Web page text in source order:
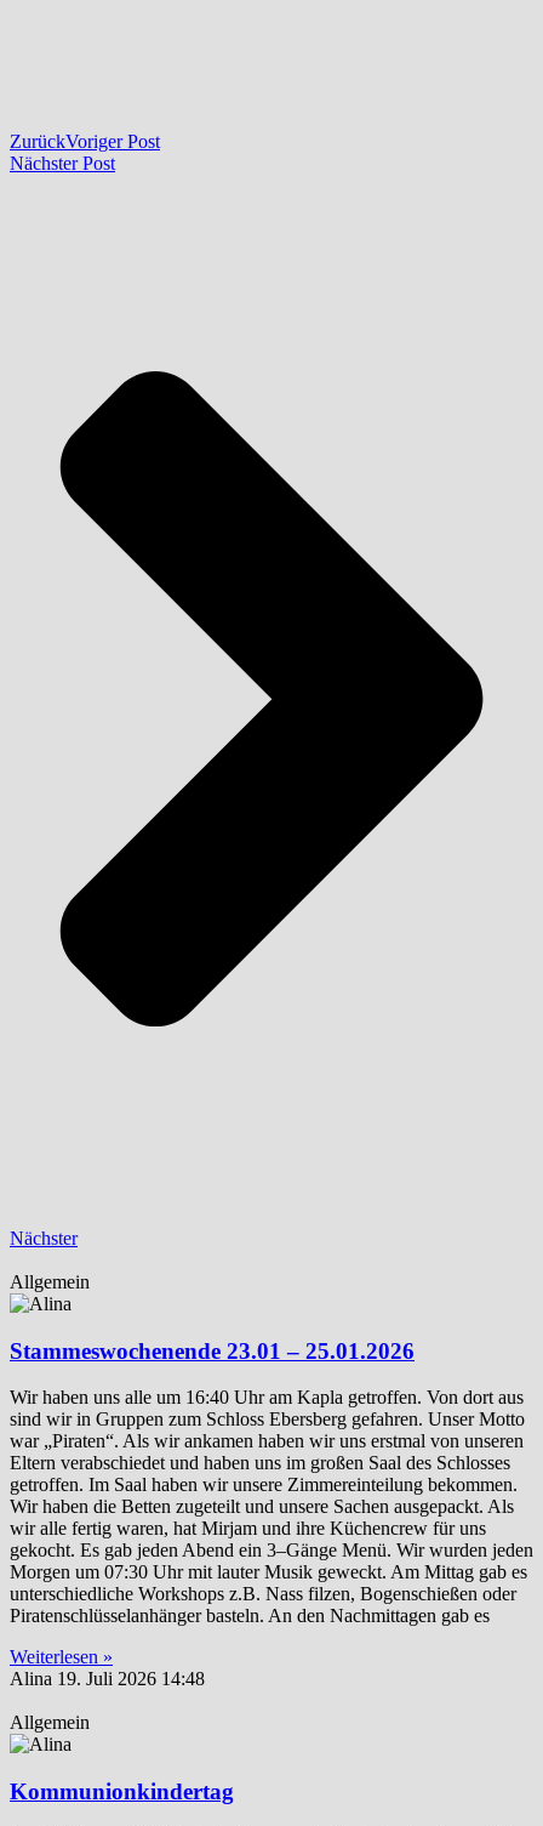
ZurückVoriger Post
Nächster Post
Nächster
Allgemein
Stammeswochenende 23.01 – 25.01.2026
Wir haben uns alle um 16:40 Uhr am Kapla getroffen. Von dort aus
sind wir in Gruppen zum Schloss Ebersberg gefahren. Unser Motto
war „Piraten“. Als wir ankamen haben wir uns erstmal von unseren
Eltern verabschiedet und haben uns im großen Saal des Schlosses
getroffen. Im Saal haben wir unsere Zimmereinteilung bekommen.
Wir haben die Betten zugeteilt und unsere Sachen ausgepackt. Als
wir alle fertig waren, hat Mirjam und ihre Küchencrew für uns
gekocht. Es gab jeden Abend ein 3–Gänge Menü. Wir wurden jeden
Morgen um 07:30 Uhr mit lauter Musik geweckt. Am Mittag gab es
unterschiedliche Workshops z.B. Nass filzen, Bogenschießen oder
Piratenschlüsselanhänger basteln. An den Nachmittagen gab es
Weiterlesen »
Alina 19. Juli 2026 14:48
Allgemein
Kommunionkindertag